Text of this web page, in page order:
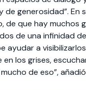
generosidad”. En
de que hay muchos
de una infinidad
ayudar a
los grises,
de eso”,